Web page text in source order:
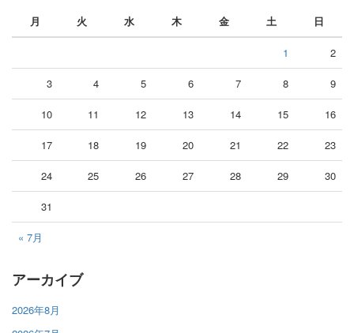
月
火 水 木 金 土 日
« 7月
1 2
3 4 5 6 7 8 9
10 11 12 13 14 15 16
17 18 19 20 21 22 23
24 25 26 27 28 29 30
31
アーカイブ
2026年8月